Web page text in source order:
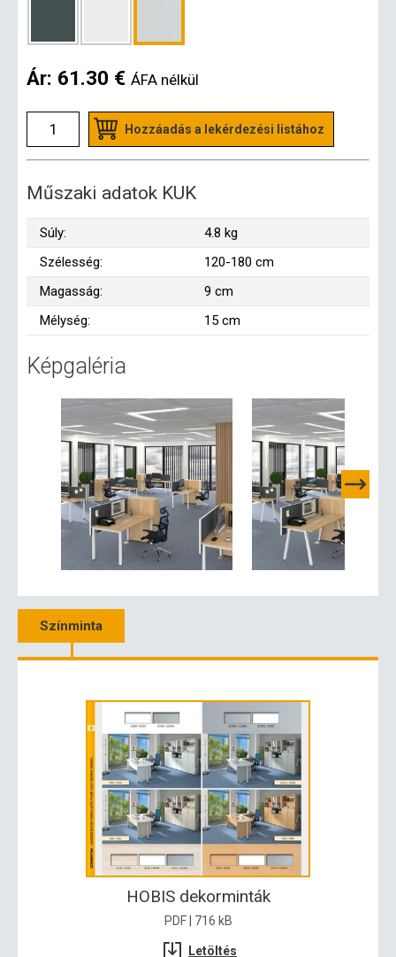
Ár: 61.30 € ÁFA nélkül
Hozzáadás a lekérdezési listához
Műszaki adatok KUK
Súly:
4.8 kg
Szélesség:
120-180 cm
Magasság:
9 cm
Mélység:
15 cm
Képgaléria
Színminta
HOBIS dekorminták
PDF | 716 kB
Letöltés